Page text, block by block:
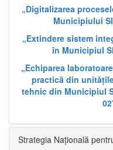
„Digitalizarea
Municipiului
„Extindere sistem
în Municipiul
„Echiparea
practică din
tehnic din Municipiul
Strategia Națională